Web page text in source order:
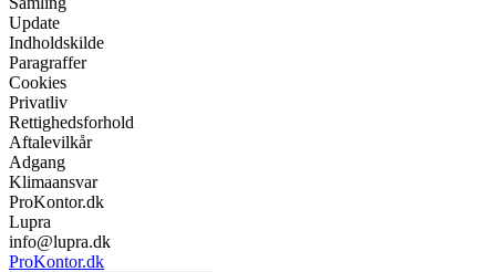
Update
Indholdskilde
Paragraffer
Cookies
Privatliv
Rettighedsforhold
Aftalevilkår
Adgang
Klimaansvar
ProKontor.dk
Lupra
info@lupra.dk
ProKontor.dk